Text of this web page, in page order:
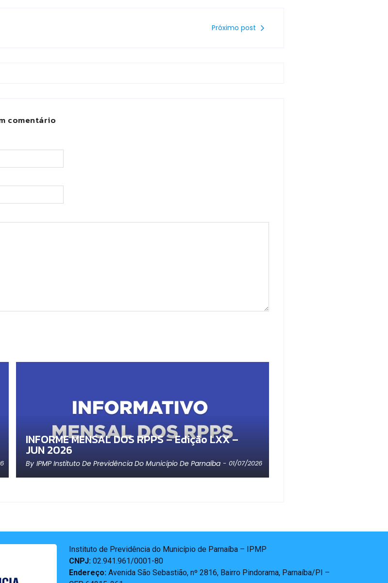
Próximo post
comentário
INFORME MENSAL DOS RPPS – Edição LXX –
JUN 2026
By IPMP Instituto De Previdência Do Município De Parnaíba - 01/07/2026
Instituto de Previdência do Município de Parnaíba – IPMP
CNPJ: 02.941.961/0001-80
Endereço: Avenida São Sebastião, nº 2816, Bairro Pindorama, Parnaíba/PI –